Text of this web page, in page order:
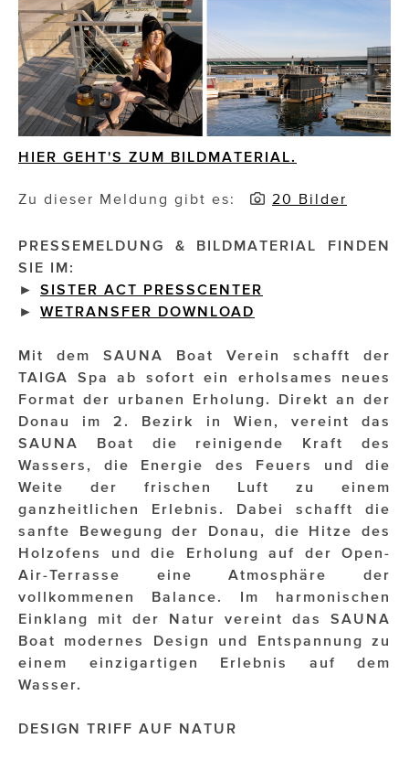
GHOST BASTARD
GymBeam
Impressionisten
JOHANN STRAUSS – NEW DIMENSIONS
Magenta Telekom
Merz Aesthetics
Nina Kraft – Kraft Media Minds
rot weiss rosé
OTTO AM DONAUKANAL
sehen!wutscher
SISTER ACT
Solid & Bold
St. Peter Stiftskulinarium
Susanne Wuest
HIER GEHT'S ZUM BILDMATERIAL.
Zu dieser Meldung gibt es: 20 Bilder
PRESSEMELDUNG & BILDMATERIAL FINDEN
SIE IM:
► SISTER ACT PRESSCENTER
► WETRANSFER DOWNLOAD
Mit dem SAUNA Boat Verein schafft der
TAIGA Spa ab sofort ein erholsames neues
Format der urbanen Erholung. Direkt an der
Donau im 2. Bezirk in Wien, vereint das
SAUNA Boat die reinigende Kraft des
Wassers, die Energie des Feuers und die
Weite der frischen Luft zu einem
ganzheitlichen Erlebnis. Dabei schafft die
sanfte Bewegung der Donau, die Hitze des
Holzofens und die Erholung auf der Open-
Air-Terrasse eine Atmosphäre der
vollkommenen Balance. Im harmonischen
Einklang mit der Natur vereint das SAUNA
Boat modernes Design und Entspannung zu
einem einzigartigen Erlebnis auf dem
Wasser.
DESIGN TRIFF AUF NATUR